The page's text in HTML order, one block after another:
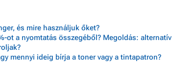
és mire használjuk őket?
ot a nyomtatás összegéből? Megoldás:
mennyi ideig bírja a toner vagy a tintapatron?